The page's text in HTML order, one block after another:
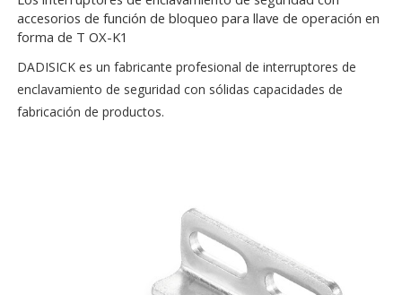
accesorios de función de bloqueo para llave de operación en
forma de T OX-K1
DADISICK es un fabricante profesional de interruptores de
enclavamiento de seguridad con sólidas capacidades de
fabricación de productos.